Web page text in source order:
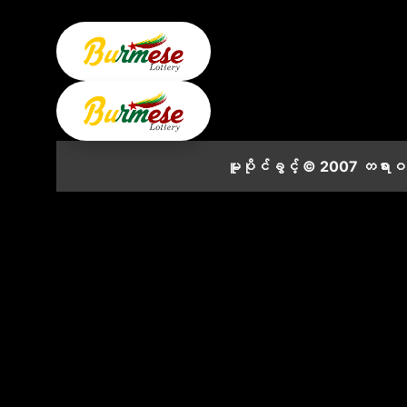
မူပိုင်ခွင့် © 2007 တရား